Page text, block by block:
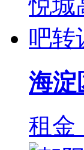
海淀
租金